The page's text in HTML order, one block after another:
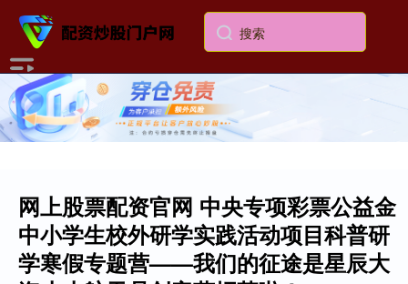
网上股票配资官网 中央专项彩票公益金
中小学生校外研学实践活动项目科普研
学寒假专题营——我们的征途是星辰大